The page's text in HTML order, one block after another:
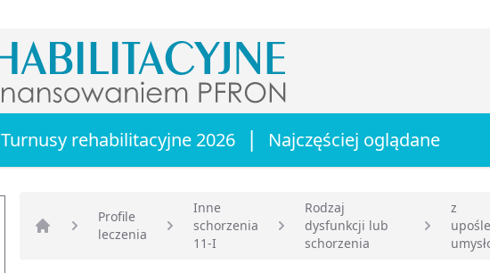
Turnusy rehabilitacyjne 2026 | Najczęściej oglądane
Strona główna
Profile
leczenia
Inne
schorzenia
11-I
Rodzaj
dysfunkcji lub
schorzenia
z